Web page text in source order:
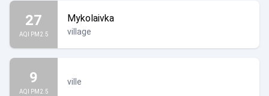
27
AQI PM2.5
Mykolaivka
village
9
AQI PM2.5
ville